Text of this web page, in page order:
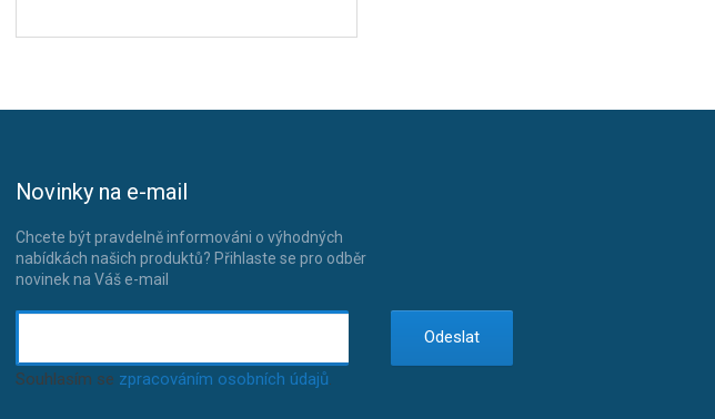
Novinky na e-mail
Chcete být pravdelně informováni o výhodných
nabídkách našich produktů? Přihlaste se pro odběr
novinek na Váš e-mail
Odeslat
Souhlasím se zpracováním osobních údajů.